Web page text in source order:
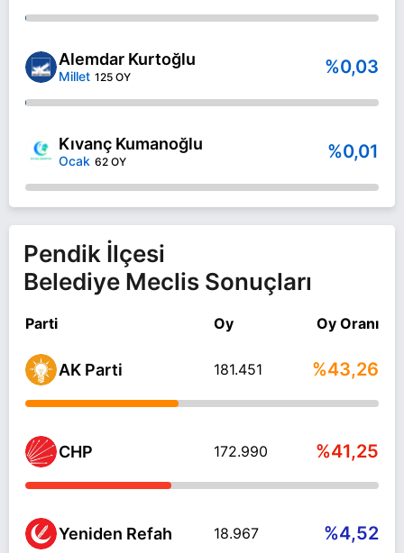
Alemdar Kurtoğlu
Millet 125 OY %0,03
Kıvanç Kumanoğlu
Ocak 62 OY %0,01
Pendik İlçesi
Belediye Meclis Sonuçları
Parti Oy Oy Oranı
AK Parti 181.451 %43,26
CHP 172.990 %41,25
Yeniden Refah 18.967 %4,52